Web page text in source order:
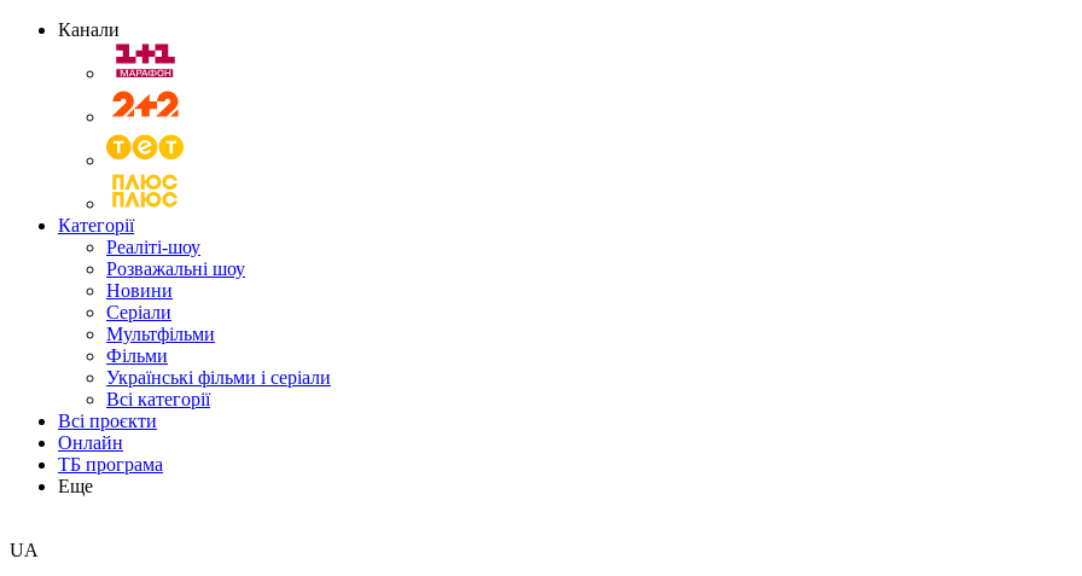
Канали
Категорії
Реаліті-шоу
Розважальні шоу
Новини
Серіали
Мультфільми
Фільми
Українські фільми і серіали
Всі категорії
Всі проєкти
Онлайн
ТБ програма
Еще
UA